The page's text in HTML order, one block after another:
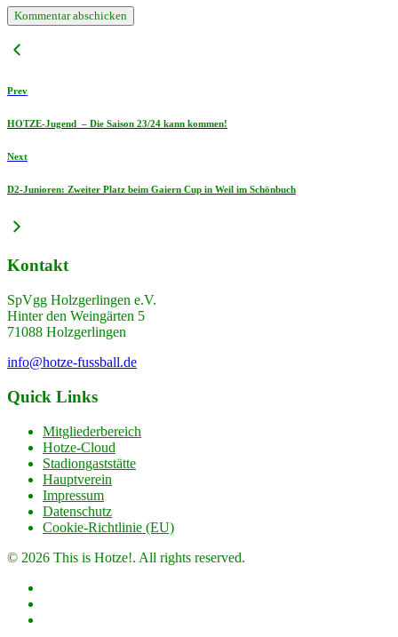
Prev
HOTZE-Jugend – Die Saison 23/24 kann kommen!
Next
D2-Junioren: Zweiter Platz beim Gaiern Cup in Weil im Schönbuch
Kontakt
SpVgg Holzgerlingen e.V.
Hinter den Weingärten 5
71088 Holzgerlingen
info@hotze-fussball.de
Quick Links
Mitgliederbereich
Hotze-Cloud
Stadiongaststätte
Hauptverein
Impressum
Datenschutz
Cookie-Richtlinie (EU)
© 2026 This is Hotze!. All rights reserved.